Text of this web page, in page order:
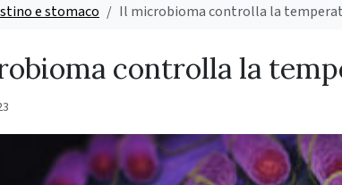
e stomaco Il microbioma controlla la
controlla la